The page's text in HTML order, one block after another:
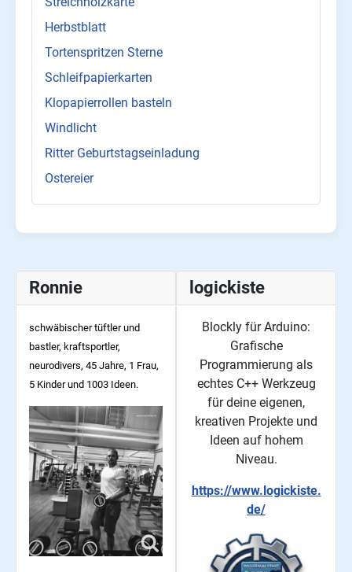
Herbstblatt
Tortenspritzen Sterne
Schleifpapierkarten
Klopapierrollen basteln
Windlicht
Ritter Geburtstagseinladung
Ostereier
Ronnie
schwäbischer tüftler und
bastler, kraftsportler,
neurodivers, 45 Jahre, 1 Frau,
5 Kinder und 1003 Ideen.
logickiste
Blockly für Arduino:
Grafische
Programmierung als
echtes C++ Werkzeug
für deine eigenen,
kreativen Projekte und
Ideen auf hohem
Niveau.
https://www.logickiste.
de/